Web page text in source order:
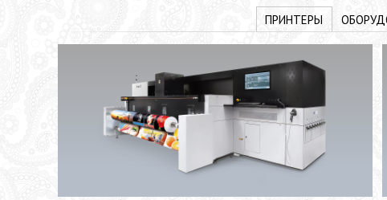
ПРИНТЕРЫ